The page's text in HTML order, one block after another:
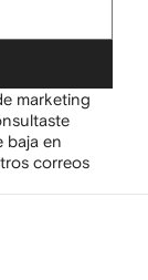
marketing
baja en
correos